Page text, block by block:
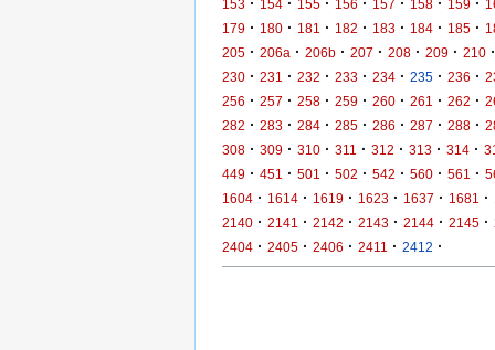
153 · 154 · 155 · 156 · 157 · 158 · 159 ·
179 · 180 · 181 · 182 · 183 · 184 · 185 ·
205 · 206a · 206b · 207 · 208 · 209 · 210 ·
230 · 231 · 232 · 233 · 234 · 235 · 236 ·
256 · 257 · 258 · 259 · 260 · 261 · 262 ·
282 · 283 · 284 · 285 · 286 · 287 · 288 ·
308 · 309 · 310 · 311 · 312 · 313 · 314 ·
449 · 451 · 501 · 502 · 542 · 560 · 561 ·
1604 · 1614 · 1619 · 1623 · 1637 · 1681 ·
2140 · 2141 · 2142 · 2143 · 2144 · 2145 ·
2404 · 2405 · 2406 · 2411 · 2412 ·